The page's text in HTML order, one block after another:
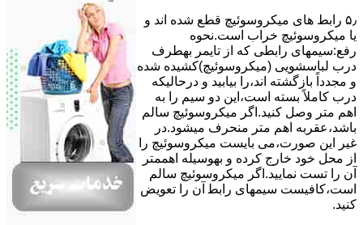
۵٫ رابط های ﻣﯿﮑﺮوﺳﻮﺋﯿﭻ ﻗﻄﻊ شده اند و
ﯾﺎ ﻣﯿﮑﺮوﺳﻮﺋﯿﭻ ﺧﺮاب اﺳﺖ.نحوه
رفع:سیمهای راﺑﻄﯽ ﮐﻪ از ﺗﺎﯾﻤﺮ بهطرف
درب لباسشویی (ﻣﯿﮑﺮوﺳﻮﺋﯿﭻ)کشیده شده
و مجدداً بازگشته اند،را ﺑﯿﺎﺑﯿﺪ و درحالیکه
درب کاملاً ﺑﺴﺘﻪ اﺳﺖ،اﯾﻦ دو ﺳﯿﻢ را ﺑﻪ
اﻫﻢ ﻣﺘﺮ وصل کنید.اﮔﺮ ﻣﯿﮑﺮوﺳﻮﺋﯿﭻ ﺳﺎﻟﻢ
ﺑﺎﺷﺪ،ﻋﻘﺮﺑﻪ اهم متر ﻣﻨﺤﺮف میشود.در
ﻏﯿﺮ اﯾﻦ ﺻﻮرت،می بایست ﻣﯿﮑﺮوﺳﻮﺋﯿﭻ را
از ﻣﺤﻞ خود ﺧﺎرج کرده و بهوسیله اهممتر
آن را ﺗﺴﺖ ﻧﻤﺎﯾﯿﺪ.اﮔﺮ ﻣﯿﮑﺮوﺳﻮﺋﯿﭻ ﺳﺎﻟﻢ
اﺳﺖ،ﮐﺎﻓﯿﺴﺖ سیمهای راﺑﻄ آن را ﺗﻌﻮﯾﺾ
کنید.